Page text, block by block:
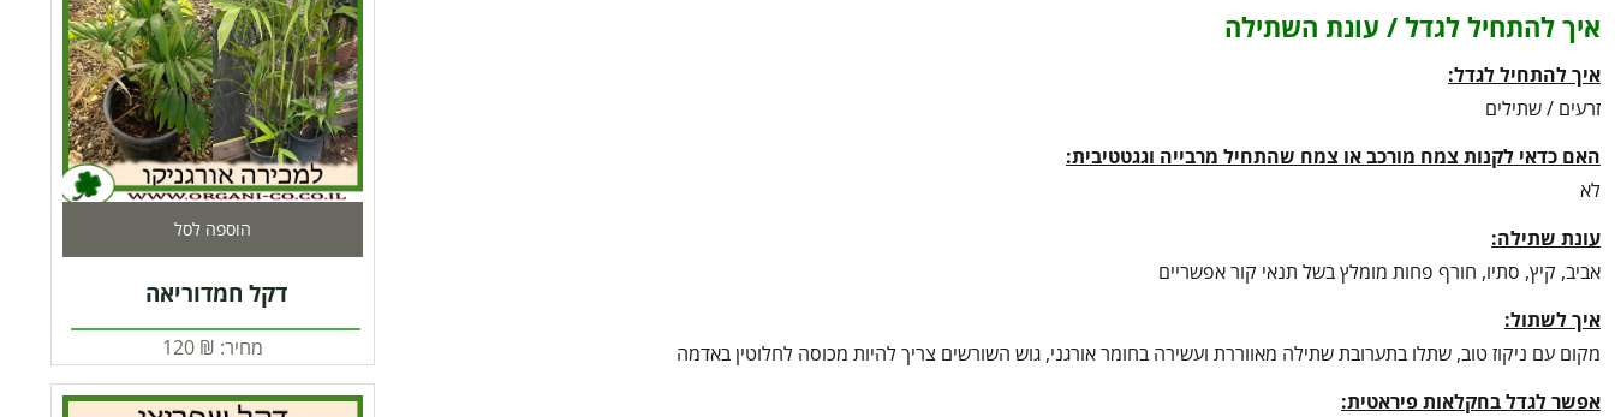
איך להתחיל לגדל / עונת השתילה
איך להתחיל לגדל:
זרעים / שתילים
האם כדאי לקנות צמח מורכב או צמח שהתחיל מרבייה וגגטטיבית:
לא
עונת שתילה:
אביב, קיץ, סתיו, חורף פחות מומלץ בשל תנאי קור אפשריים
איך לשתול:
מקום עם ניקוז טוב, שתלו בתערובת שתילה מאווררת ועשירה בחומר אורגני, גוש השורשים צריך להיות מכוסה לחלוטין באדמה
אפשר לגדל בחקלאות פיראטית:
הוספה לסל
דקל חמדוריאה
מחיר: ₪